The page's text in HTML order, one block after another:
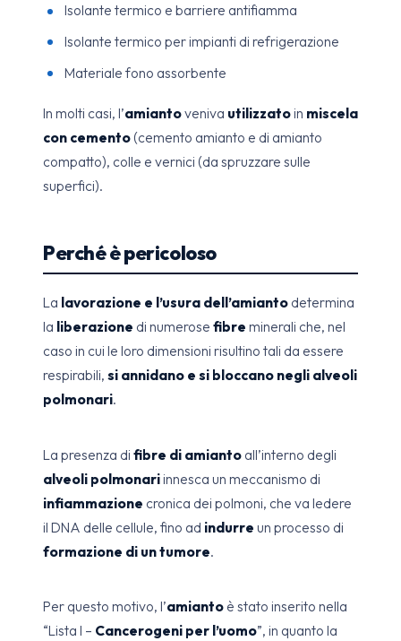
Isolante termico e barriere antifiamma
Isolante termico per impianti di refrigerazione
Materiale fono assorbente
In molti casi, l’amiantoveniva utilizzatoin miscela
con cemento (cemento amianto e di amianto
compatto), colle e vernici (da spruzzare sulle
superfici).
Perché è pericoloso
La lavorazione e l’usura dell’amianto determina
la liberazione di numerose fibre minerali che, nel
caso in cui le loro dimensioni risultino tali da essere
respirabili, si annidano e si bloccano negli alveoli
polmonari.
La presenza di fibre di amianto all’interno degli
alveoli polmonariinnesca un meccanismo di
infiammazione cronica dei polmoni, che va ledere
il DNA delle cellule, fino ad indurre un processo di
formazione di un tumore.
Per questo motivo, l’amianto è stato inserito nella
“Lista I – Cancerogeni per l’uomo”, in quanto la